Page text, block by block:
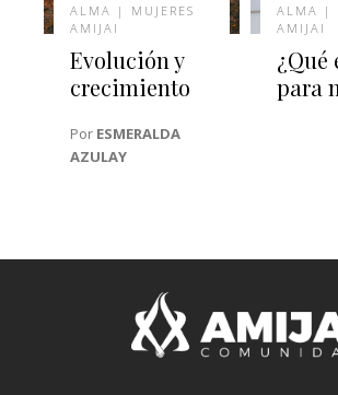
ALMA | MUJERES
AMIJAI
Evolución y
crecimiento
Por ESMERALDA
AZULAY
ALMA |
AMIJAI
¿Qué
para